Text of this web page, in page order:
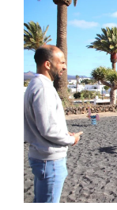
TURISMO
CONTACTO